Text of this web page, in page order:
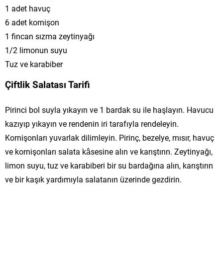
1 adet havuç
6 adet kornişon
1 fincan sızma zeytinyağı
1/2 limonun suyu
Tuz ve karabiber
Çiftlik Salatası Tarifi
Pirinci bol suyla yıkayın ve 1 bardak su ile haşlayın. Havucu
kazıyıp yıkayın ve rendenin iri tarafıyla rendeleyin.
Kornişonları yuvarlak dilimleyin. Pirinç, bezelye, mısır, havuç
ve kornişonları salata kâsesine alın ve karıştırın. Zeytinyağı,
limon suyu, tuz ve karabiberi bir su bardağına alın, karıştırın
ve bir kaşık yardımıyla salatanın üzerinde gezdirin.